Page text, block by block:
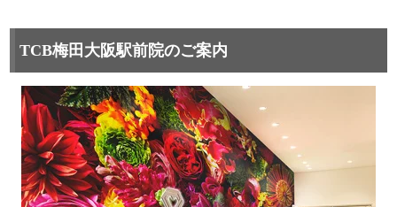
TCB梅田大阪駅前院のご案内